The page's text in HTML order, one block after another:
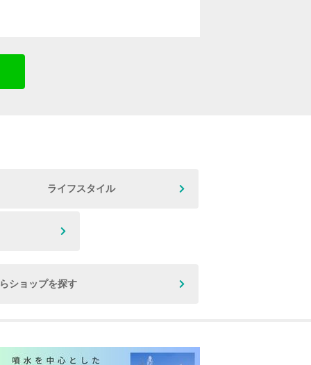
ライフスタイル
ショップを探す